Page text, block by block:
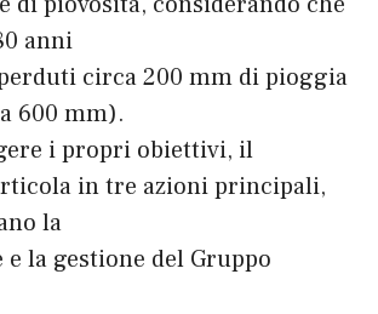
anni
circa 200 mm di pioggia
600 mm).
i propri obiettivi, il
in tre azioni principali,
la
la gestione del Gruppo